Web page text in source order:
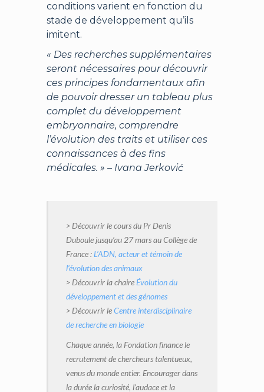
conditions varient en fonction du
stade de développement qu’ils
imitent.
« Des recherches supplémentaires
seront nécessaires pour découvrir
ces principes fondamentaux afin
de pouvoir dresser un tableau plus
complet du développement
embryonnaire, comprendre
l’évolution des traits et utiliser ces
connaissances à des fins
médicales. » – Ivana Jerković
> Découvrir le cours du Pr Denis
Duboule jusqu’au 27 mars au Collège de
France : L’ADN, acteur et témoin de
l’évolution des animaux
> Découvrir la chaire Évolution du
développement et des génomes
> Découvrir leCentre interdisciplinaire
de recherche en biologie
Chaque année, la Fondation finance le
recrutement de chercheurs talentueux,
venus du monde entier. Encourager dans
la durée la curiosité, l’audace et la